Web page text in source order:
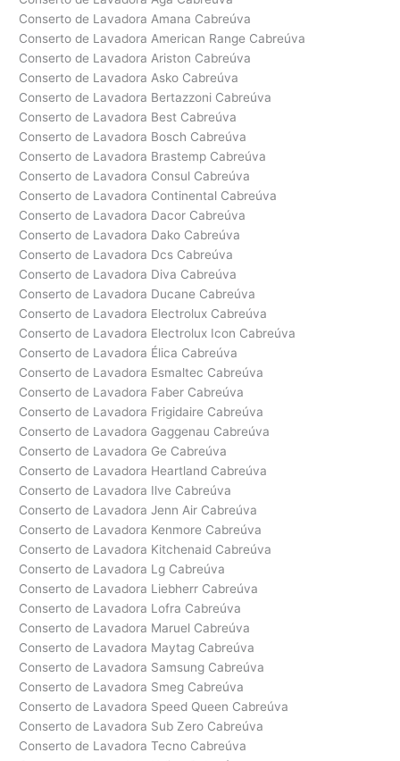
Conserto de Lavadora Amana Cabreúva
Conserto de Lavadora American Range Cabreúva
Conserto de Lavadora Ariston Cabreúva
Conserto de Lavadora Asko Cabreúva
Conserto de Lavadora Bertazzoni Cabreúva
Conserto de Lavadora Best Cabreúva
Conserto de Lavadora Bosch Cabreúva
Conserto de Lavadora Brastemp Cabreúva
Conserto de Lavadora Consul Cabreúva
Conserto de Lavadora Continental Cabreúva
Conserto de Lavadora Dacor Cabreúva
Conserto de Lavadora Dako Cabreúva
Conserto de Lavadora Dcs Cabreúva
Conserto de Lavadora Diva Cabreúva
Conserto de Lavadora Ducane Cabreúva
Conserto de Lavadora Electrolux Cabreúva
Conserto de Lavadora Electrolux Icon Cabreúva
Conserto de Lavadora Élica Cabreúva
Conserto de Lavadora Esmaltec Cabreúva
Conserto de Lavadora Faber Cabreúva
Conserto de Lavadora Frigidaire Cabreúva
Conserto de Lavadora Gaggenau Cabreúva
Conserto de Lavadora Ge Cabreúva
Conserto de Lavadora Heartland Cabreúva
Conserto de Lavadora Ilve Cabreúva
Conserto de Lavadora Jenn Air Cabreúva
Conserto de Lavadora Kenmore Cabreúva
Conserto de Lavadora Kitchenaid Cabreúva
Conserto de Lavadora Lg Cabreúva
Conserto de Lavadora Liebherr Cabreúva
Conserto de Lavadora Lofra Cabreúva
Conserto de Lavadora Maruel Cabreúva
Conserto de Lavadora Maytag Cabreúva
Conserto de Lavadora Samsung Cabreúva
Conserto de Lavadora Smeg Cabreúva
Conserto de Lavadora Speed Queen Cabreúva
Conserto de Lavadora Sub Zero Cabreúva
Conserto de Lavadora Tecno Cabreúva